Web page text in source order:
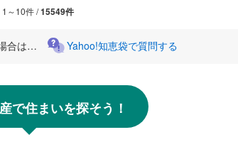
1～10件 /15549件
合は… Yahoo!知恵袋で質問する
で住まいを探そう！